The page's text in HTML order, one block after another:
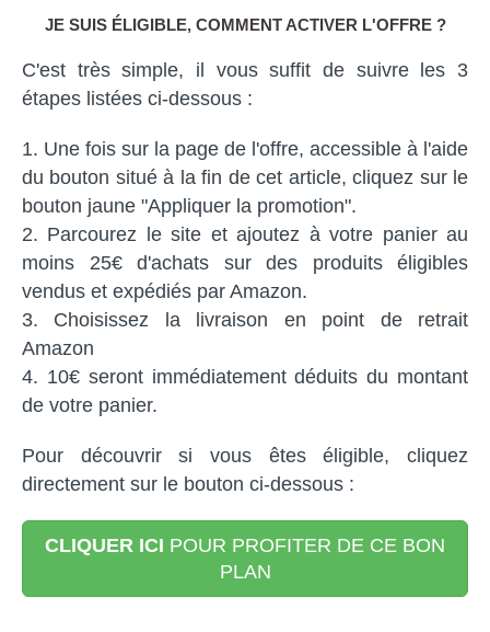
JE SUIS ÉLIGIBLE, COMMENT ACTIVER L'OFFRE ?
C'est très simple, il vous suffit de suivre les 3
étapes listées ci-dessous :
Une fois sur la page de l'offre, accessible à l'aide
du bouton situé à la fin de cet article, cliquez sur le
bouton jaune "Appliquer la promotion".
Parcourez le site et ajoutez à votre panier au
moins 25€ d'achats sur des produits éligibles
vendus et expédiés par Amazon.
Choisissez la livraison en point de retrait
Amazon
10€ seront immédiatement déduits du montant
de votre panier.
Pour découvrir si vous êtes éligible, cliquez
directement sur le bouton ci-dessous :
CLIQUER ICI POUR PROFITER DE CE BON
PLAN